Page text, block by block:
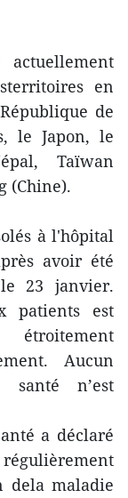
en
de
le Japon, le
Taïwan
(Chine).
à l'hôpital
avoir été
23 janvier.
patients est
Aucun
santé n’est
a déclaré
dela maladie